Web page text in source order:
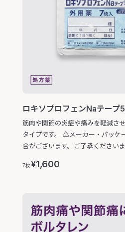
ロキソプロフェンNaテープ
筋肉や関節の炎症や痛みを軽減さ
タイプです。 ⚠️メーカー・パッケ
合がございます。ご了承ください
7枚 ¥1,600